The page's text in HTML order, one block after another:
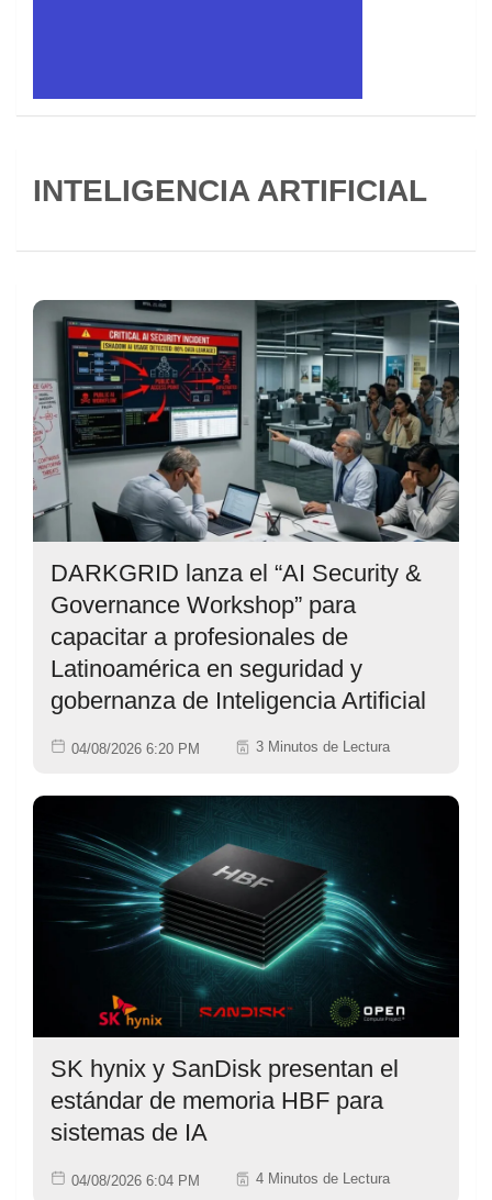
INTELIGENCIA ARTIFICIAL
DARKGRID lanza el “AI Security &
Governance Workshop” para
capacitar a profesionales de
Latinoamérica en seguridad y
gobernanza de Inteligencia Artificial
04/08/2026 6:20 PM 3 Minutos de Lectura
SK hynix y SanDisk presentan el
estándar de memoria HBF para
sistemas de IA
04/08/2026 6:04 PM 4 Minutos de Lectura